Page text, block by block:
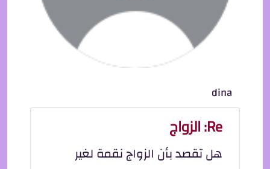
dina
Re: الزواج
هل تقصد بأن الزواج نقمة لغير